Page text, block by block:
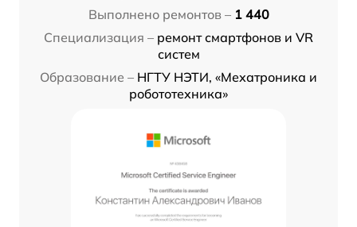
Выполнено ремонтов – 1 440
Специализация – ремонт смартфонов и VR
систем
Образование – НГТУ НЭТИ, «Мехатроника и
робототехника»